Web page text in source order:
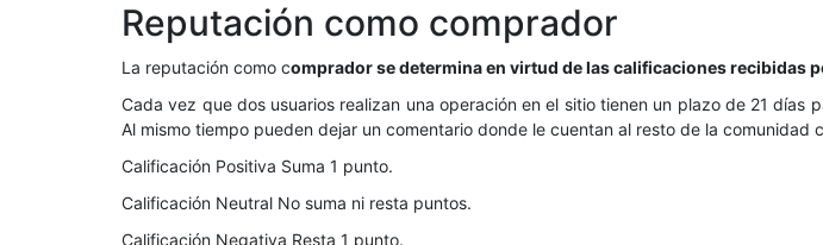
Reputación como comprador
La reputación como comprador se determina en virtud de las calificaciones recibidas
Cada vez que dos usuarios realizan una operación en el sitio tienen un plazo de 21
Al mismo tiempo pueden dejar un comentario donde le cuentan al resto de la comunidad
Calificación Positiva Suma 1 punto.
Calificación Neutral No suma ni resta puntos.
Calificación Negativa Resta 1 punto.